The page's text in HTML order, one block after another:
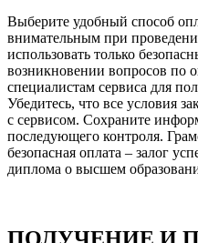
Выберите удобный способ
внимательным при
использовать только
возникновении вопросов по
специалистам сервиса для
Убедитесь, что все условия
с сервисом.​ Сохраните
последующего контроля.​
безопасная оплата – залог
диплома о высшем